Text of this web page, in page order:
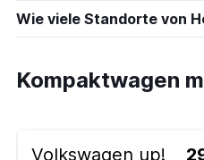
Wie viele Standorte von
Kompaktwagen
Volkswagen up!